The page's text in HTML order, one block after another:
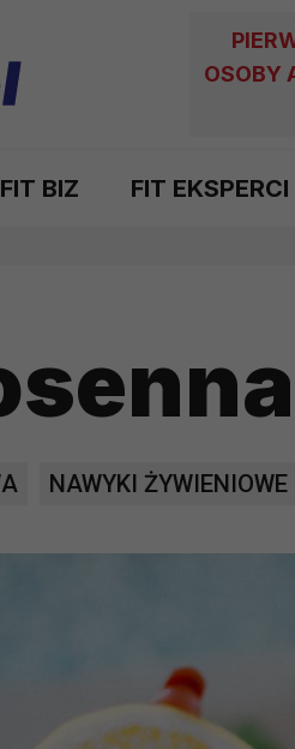
OSOBY
FIT BIZ FIT EKSPERCI
NAWYKI ŻYWIENIOWE